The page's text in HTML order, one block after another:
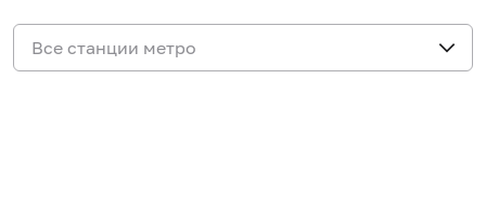
Все станции метро